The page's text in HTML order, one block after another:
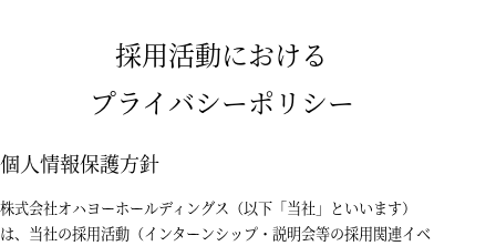
採用活動における
プライバシーポリシー
個人情報保護方針
株式会社オハヨーホールディングス（以下「当社」といいます）
は、当社の採用活動（インターンシップ・説明会等の採用関連イベ